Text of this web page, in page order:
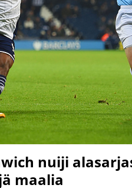
nuiji
maalia